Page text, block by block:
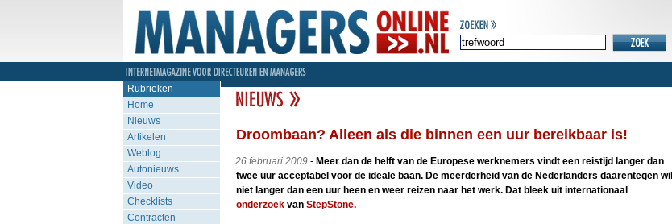
Rubrieken
Home
Nieuws
Artikelen
Weblog
Autonieuws
Video
Checklists
Contracten
Droombaan? Alleen als die binnen een uur bereikbaar is!
26 februari 2009- Meer dan de helft van de Europese werknemers vindt een reistijd langer dan
twee uur acceptabel voor de ideale baan. De meerderheid van de Nederlanders daarentegen wil
niet langer dan een uur heen en weer reizen naar het werk. Dat bleek uit internationaal
onderzoekvan StepStone.